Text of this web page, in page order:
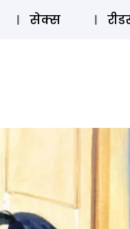
सेक्स